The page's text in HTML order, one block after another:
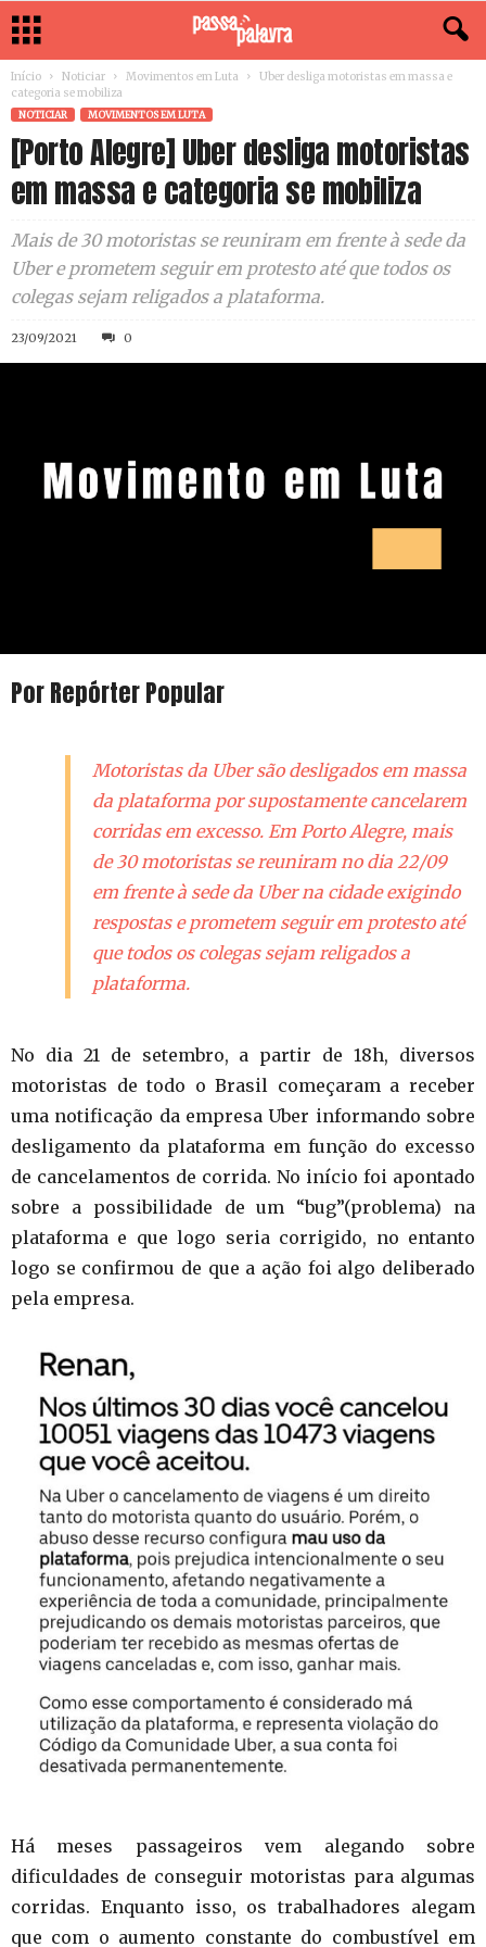
Início Noticiar Movimentos em Luta
Uber desliga motoristas em massa e
categoria se mobiliza
NOTICIAR MOVIMENTOS EM LUTA
[Porto Alegre] Uber desliga motoristas
em massa e categoria se mobiliza
Mais de 30 motoristas se reuniram em frente à sede da
Uber e prometem seguir em protesto até que todos os
colegas sejam religados a plataforma.
23/09/2021 0
Por Repórter Popular
Motoristas da Uber são desligados em massa
da plataforma por supostamente cancelarem
corridas em excesso. Em Porto Alegre, mais
de 30 motoristas se reuniram no dia 22/09
em frente à sede da Uber na cidade exigindo
respostas e prometem seguir em protesto até
que todos os colegas sejam religados a
plataforma.
No dia 21 de setembro, a partir de 18h, diversos
motoristas de todo o Brasil começaram a receber
uma notificação da empresa Uber informando sobre
desligamento da plataforma em função do excesso
de cancelamentos de corrida. No início foi apontado
sobre a possibilidade de um “bug”(problema) na
plataforma e que logo seria corrigido, no entanto
logo se confirmou de que a ação foi algo deliberado
pela empresa.
Há meses passageiros vem alegando sobre
dificuldades de conseguir motoristas para algumas
corridas. Enquanto isso, os trabalhadores alegam
que com o aumento constante do combustível em